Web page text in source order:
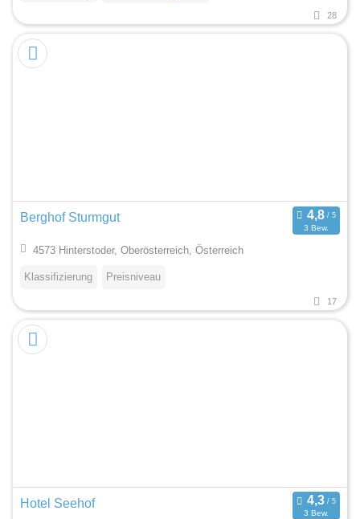
28
Berghof Sturmgut
3 Bew.
4573 Hinterstoder, Oberösterreich, Österreich
Klassifizierung Preisniveau
17
Hotel Seehof
3 Bew.